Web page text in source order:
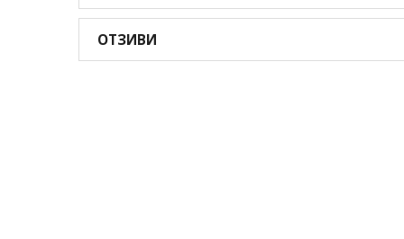
ОТЗИВИ